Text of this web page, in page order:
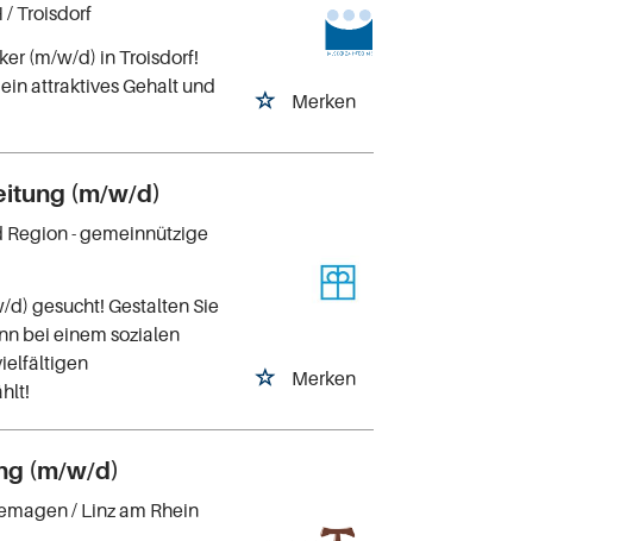
Merken
/ Troisdorf
(m/w/d) in Troisdorf!
attraktives Gehalt und
(m/w/d)
Merken
Region - gemeinnützige
gesucht! Gestalten Sie
bei einem sozialen
(m/w/d)
/ Linz am Rhein